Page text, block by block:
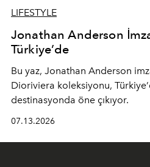
LIFESTYLE
Jonathan Anderson
Türkiye’de
Bu yaz, Jonathan Anderson
Dioriviera koleksiyonu,
destinasyonda öne çıkıyor.
07.13.2026